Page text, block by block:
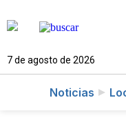
7 de agosto de 2026
Noticias